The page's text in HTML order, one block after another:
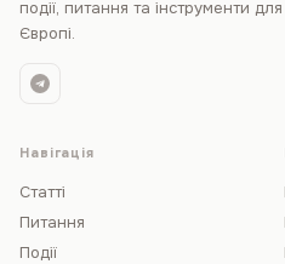
події, питання та інструменти
Європі.
Навігація
Статті
Питання
Події